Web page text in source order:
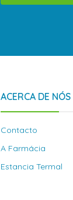
ACERCA DE NÓS
Contacto
A Farmácia
Estancia Termal